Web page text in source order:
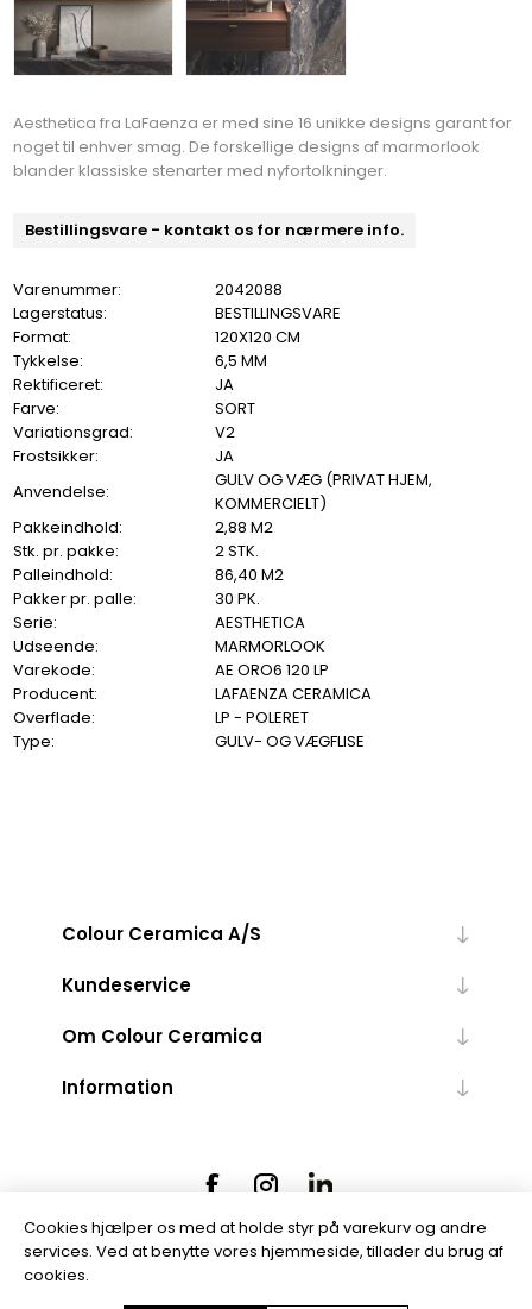
Aesthetica fra LaFaenza er med sine 16 unikke designs garant for
noget til enhver smag. De forskellige designs af marmorlook
blander klassiske stenarter med nyfortolkninger.
Bestillingsvare - kontakt os for nærmere info.
Varenummer:
2042088
Lagerstatus:
BESTILLINGSVARE
Format:
120X120 CM
Tykkelse:
6,5 MM
Rektificeret:
JA
Farve:
SORT
Variationsgrad:
V2
Frostsikker:
JA
Anvendelse:
GULV OG VÆG (PRIVAT HJEM,
KOMMERCIELT)
Pakkeindhold:
2,88 M2
Stk. pr. pakke:
2 STK.
Palleindhold:
86,40 M2
Pakker pr. palle:
30 PK.
Serie:
AESTHETICA
Udseende:
MARMORLOOK
Varekode:
AE ORO6 120 LP
Producent:
LAFAENZA CERAMICA
Overflade:
LP - POLERET
Type:
GULV- OG VÆGFLISE
Colour Ceramica A/S
Kundeservice
Om Colour Ceramica
Information
Powered bynopCommerce
Cookies hjælper os med at holde styr på varekurv og andre
services. Ved at benytte vores hjemmeside, tillader du brug af
cookies.